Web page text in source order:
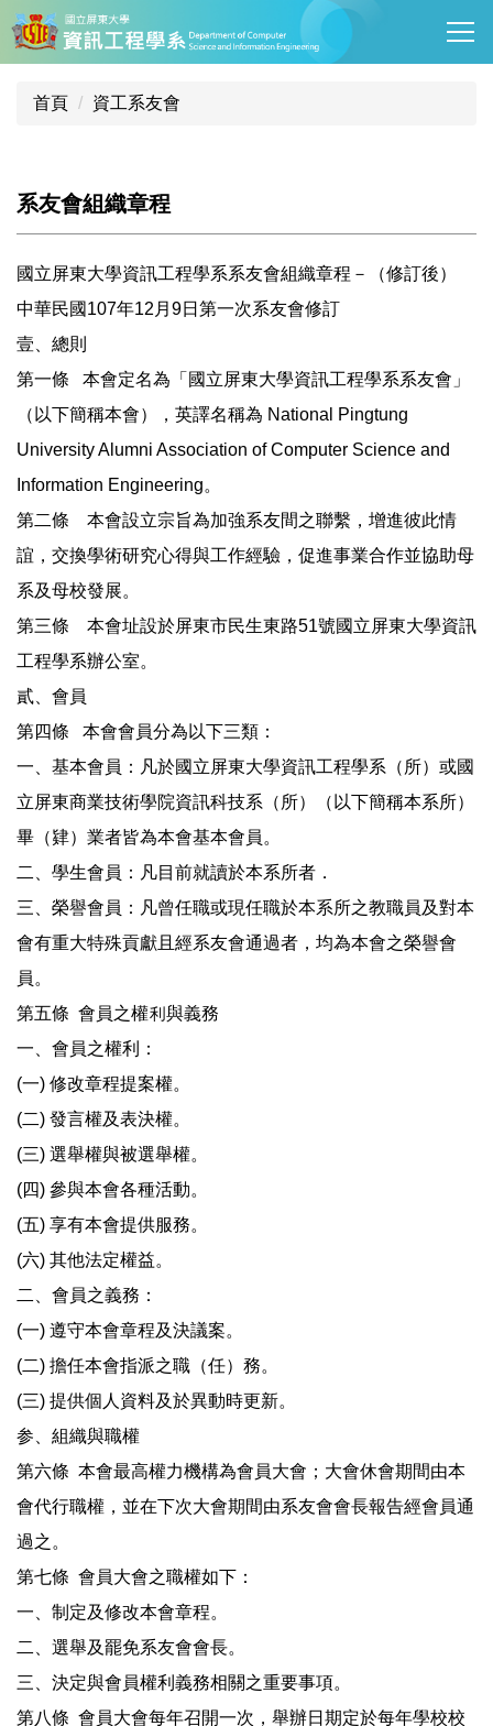
跳
到
主
首頁 資工系友會
系友會組織章程
國立屏東大學資訊工程學系系友會組織章程－（修訂後）
中華民國107年12月9日第一次系友會修訂
壹、總則
第一條 本會定名為「國立屏東大學資訊工程學系系友會」
（以下簡稱本會），英譯名稱為 National Pingtung
University Alumni Association of Computer Science and
Information Engineering。
第二條 本會設立宗旨為加強系友間之聯繫，增進彼此情
誼，交換學術研究心得與工作經驗，促進事業合作並協助母
系及母校發展。
第三條 本會址設於屏東市民生東路51號國立屏東大學資訊
工程學系辦公室。
貳、會員
第四條 本會會員分為以下三類：
一、基本會員：凡於國立屏東大學資訊工程學系（所）或國
立屏東商業技術學院資訊科技系（所）（以下簡稱本系所）
畢（肄）業者皆為本會基本會員。
二、學生會員：凡目前就讀於本系所者．
三、榮譽會員：凡曾任職或現任職於本系所之教職員及對本
會有重大特殊貢獻且經系友會通過者，均為本會之榮譽會
員。
第五條 會員之權利與義務
一、會員之權利：
(一) 修改章程提案權。
(二) 發言權及表決權。
(三) 選舉權與被選舉權。
(四) 參與本會各種活動。
(五) 享有本會提供服務。
(六) 其他法定權益。
二、會員之義務：
(一) 遵守本會章程及決議案。
(二) 擔任本會指派之職（任）務。
(三) 提供個人資料及於異動時更新。
参、組織與職權
第六條 本會最高權力機構為會員大會；大會休會期間由本
會代行職權，並在下次大會期間由系友會會長報告經會員通
過之。
第七條 會員大會之職權如下：
一、制定及修改本會章程。
二、選舉及罷免系友會會長。
三、決定與會員權利義務相關之重要事項。
第八條 會員大會每年召開一次，舉辦日期定於每年學校校